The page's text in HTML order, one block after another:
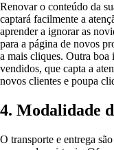
Renovar o conteúdo da
captará facilmente a
aprender a ignorar as
para a página de novos
a mais cliques. Outra boa
vendidos, que capta a
novos clientes e poupa
4. Modalidade
O transporte e entrega